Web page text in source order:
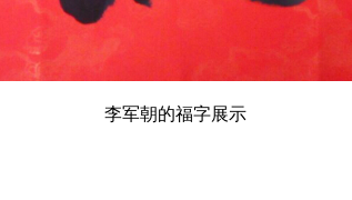
李军朝的福字展示